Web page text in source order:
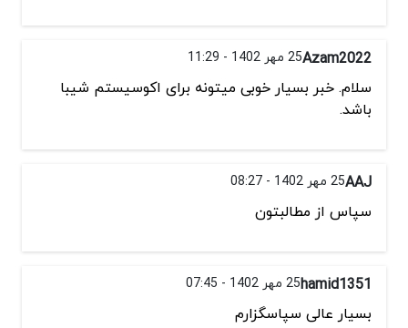
Azam202225 مهر 1402 - 11:29
سلام. خبر بسیار خوبی میتونه برای اکوسیستم شیبا
باشد.
AAJ25 مهر 1402 - 08:27
سپاس از مطالبتون
hamid135125 مهر 1402 - 07:45
بسیار عالی سپاسگزارم